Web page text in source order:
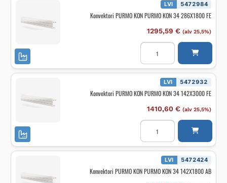
LVI 5472984
Konvektori PURMO KON PURMO KON 34 286X1800 FE
1295,59 € (alv 25,5%)
Konvektori
PURMO
PURMO
KON
286X1800
FE
LVI 5472932
Konvektori PURMO KON PURMO KON 34 142X3000 FE
1410,60 € (alv 25,5%)
Konvektori
PURMO
PURMO
KON
142X3000
FE
LVI 5472424
Konvektori PURMO KON PURMO KON 34 142X1800 AB